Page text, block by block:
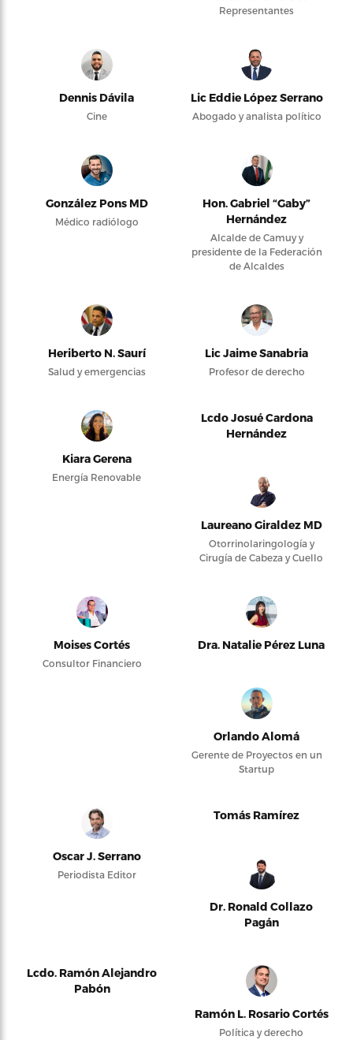
Representantes
Dennis Dávila
Cine
Lic Eddie López Serrano
Abogado y analista político
González Pons MD
Médico radiólogo
Hon. Gabriel “Gaby”
Hernández
Alcalde de Camuy y
presidente de la Federación
de Alcaldes
Heriberto N. Saurí
Salud y emergencias
Lic Jaime Sanabria
Profesor de derecho
Kiara Gerena
Energía Renovable
Lcdo Josué Cardona
Hernández
Laureano Giraldez MD
Otorrinolaringología y
Cirugía de Cabeza y Cuello
Moises Cortés
Consultor Financiero
Dra. Natalie Pérez Luna
Orlando Alomá
Gerente de Proyectos en un
Startup
Oscar J. Serrano
Periodista Editor
Tomás Ramírez
Dr. Ronald Collazo
Pagán
Lcdo. Ramón Alejandro
Pabón
Ramón L. Rosario Cortés
Política y derecho